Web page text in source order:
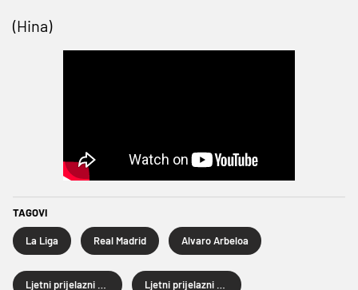
(Hina)
TAGOVI
La Liga Real Madrid Alvaro Arbeloa